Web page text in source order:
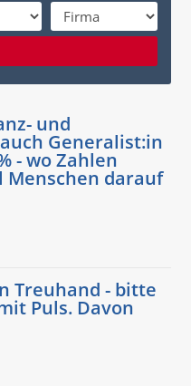
und
Generalist:in
- wo Zahlen
Menschen darauf
Treuhand - bitte
Puls. Davon